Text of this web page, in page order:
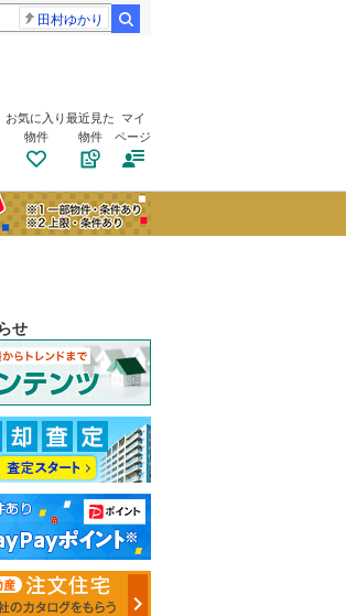
田村ゆかり
お気に入り
物件
最近見た
物件
マイ
ページ
せ